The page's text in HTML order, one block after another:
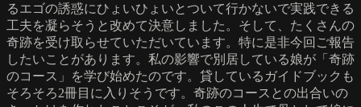
るエゴの誘惑にひょいひょいとついて行かないで実践できる
工夫を凝らそうと改めて決意しました。そして、たくさんの
奇跡を受け取らせていただいています。特に是非今回ご報告
したいことがあります。私の影響で別居している娘が「奇跡
のコース」を学び始めたのです。貸しているガイドブックも
そろそろ2冊目に入りそうです。奇跡のコースとの出合いの